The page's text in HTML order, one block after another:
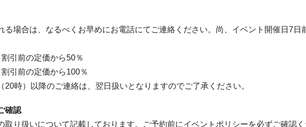
る場合は、なるべくお早めにお電話にてご連絡ください。 尚、イベント開催日7
引前の定価から50％
引前の定価から100％
時）以降のご連絡は、翌日扱いとなりますのでご了承ください。
確認
取り扱いについて記載しております。ご予約前にイベントポリシーを必ずご確認